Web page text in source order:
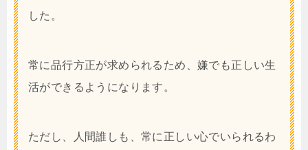
した。
常に品行方正が求められるため、嫌でも正しい生
活ができるようになります。
ただし、人間誰しも、常に正しい心でいられるわ